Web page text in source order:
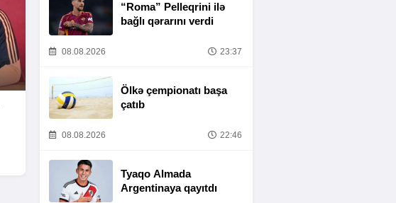
“Roma” Pelleqrini ilə
bağlı qərarını verdi
08.08.2026 23:37
Ölkə çempionatı başa
çatıb
08.08.2026 22:46
Tyaqo Almada
Argentinaya qayıtdı